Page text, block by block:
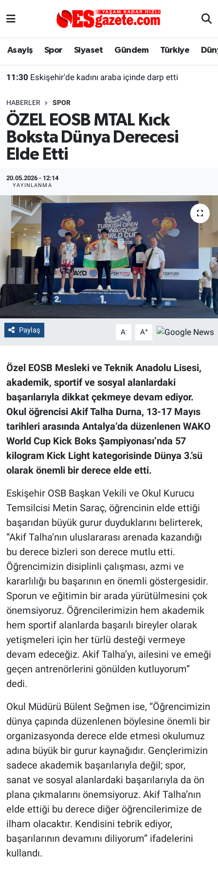
Asayiş Spor Siyaset Gündem Türkiye
11:30 Eskişehir'de kadını araba içinde darp etti
HABERLER SPOR
ÖZEL EOSB MTAL Kıck
Boksta Dünya Derecesi
Elde Etti
20.05.2026 - 12:14
YAYINLANMA
Paylaş A- A+
Özel EOSB Mesleki ve Teknik Anadolu Lisesi,
akademik, sportif ve sosyal alanlardaki
başarılarıyla dikkat çekmeye devam ediyor.
Okul öğrencisi Akif Talha Durna, 13-17 Mayıs
tarihleri arasında Antalya’da düzenlenen WAKO
World Cup Kick Boks Şampiyonası’nda 57
kilogram Kick Light kategorisinde Dünya 3.’sü
olarak önemli bir derece elde etti.
Eskişehir OSB Başkan Vekili ve Okul Kurucu
Temsilcisi Metin Saraç, öğrencinin elde ettiği
başarıdan büyük gurur duyduklarını belirterek,
“Akif Talha’nın uluslararası arenada kazandığı
bu derece bizleri son derece mutlu etti.
Öğrencimizin disiplinli çalışması, azmi ve
kararlılığı bu başarının en önemli göstergesidir.
Sporun ve eğitimin bir arada yürütülmesini çok
önemsiyoruz. Öğrencilerimizin hem akademik
hem sportif alanlarda başarılı bireyler olarak
yetişmeleri için her türlü desteği vermeye
devam edeceğiz. Akif Talha’yı, ailesini ve emeği
geçen antrenörlerini gönülden kutluyorum”
dedi.
Okul Müdürü Bülent Seğmen ise, “Öğrencimizin
dünya çapında düzenlenen böylesine önemli bir
organizasyonda derece elde etmesi okulumuz
adına büyük bir gurur kaynağıdır. Gençlerimizin
sadece akademik başarılarıyla değil; spor,
sanat ve sosyal alanlardaki başarılarıyla da ön
plana çıkmalarını önemsiyoruz. Akif Talha’nın
elde ettiği bu derece diğer öğrencilerimize de
ilham olacaktır. Kendisini tebrik ediyor,
başarılarının devamını diliyorum” ifadelerini
kullandı.
Asayiş
Gündem
Türkiye
Dünya
Sağlık
Alış-Veriş/İş dünyası
Yaşam
Eskişehirspor Arşivi
Eskişehir Arşivi
Röportaj
Ekonomi
Kültür Sanat
Politika
Bilecik
Kütahya
Genel
Yerel
Magazin
Bilim ve Teknoloji
Eskişehir Nöbetçi Eczaneler
Süper Lig Puan Durumu ve Fikstür
Tüm Manşetler
Son Dakika Haberleri
Haber Arşivi